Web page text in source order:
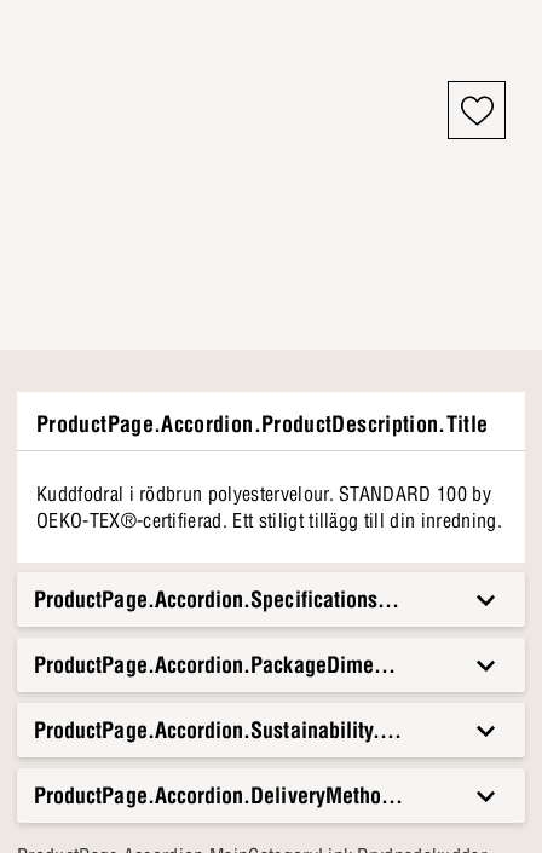
ProductPage.Accordion.ProductDescription.Title
Kuddfodral i rödbrun polyestervelour. STANDARD 100 by
OEKO-TEX®-certifierad. Ett stiligt tillägg till din inredning.
ProductPage.Accordion.Specifications.Title
ProductPage.Accordion.Sustainability.Title
ProductPage.Accordion.DeliveryMethods.Title